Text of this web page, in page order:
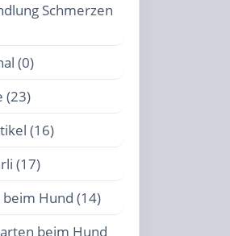
Schmerzen
(0)
(23)
(16)
(17)
beim Hund (14)
beim Hund